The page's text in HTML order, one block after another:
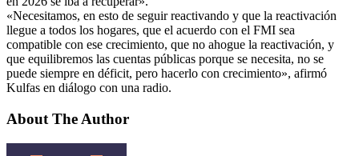
«Necesitamos, en esto de seguir reactivando y que la reactivación
llegue a todos los hogares, que el acuerdo con el FMI sea
compatible con ese crecimiento, que no ahogue la reactivación, y
que equilibremos las cuentas públicas porque se necesita, no se
puede siempre en déficit, pero hacerlo con crecimiento», afirmó
Kulfas en diálogo con una radio.
About The Author